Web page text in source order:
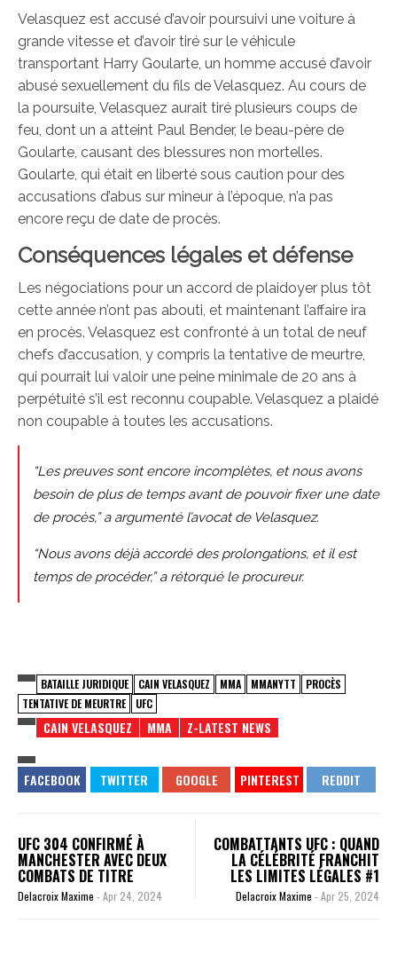
Velasquez est accusé d’avoir poursuivi une voiture à
grande vitesse et d’avoir tiré sur le véhicule
transportant Harry Goularte, un homme accusé d’avoir
abusé sexuellement du fils de Velasquez. Au cours de
la poursuite, Velasquez aurait tiré plusieurs coups de
feu, dont un a atteint Paul Bender, le beau-père de
Goularte, causant des blessures non mortelles.
Goularte, qui était en liberté sous caution pour des
accusations d’abus sur mineur à l’époque, n’a pas
encore reçu de date de procès.
Conséquences légales et défense
Les négociations pour un accord de plaidoyer plus tôt
cette année n’ont pas abouti, et maintenant l’affaire ira
en procès. Velasquez est confronté à un total de neuf
chefs d’accusation, y compris la tentative de meurtre,
qui pourrait lui valoir une peine minimale de 20 ans à
perpétuité s’il est reconnu coupable. Velasquez a plaidé
non coupable à toutes les accusations.
“Les preuves sont encore incomplètes, et nous avons
besoin de plus de temps avant de pouvoir fixer une date
de procès,” a argumenté l’avocat de Velasquez.
“Nous avons déjà accordé des prolongations, et il est
temps de procéder,” a rétorqué le procureur.
BATAILLE JURIDIQUE CAIN VELASQUEZ MMA MMANYTT
PROCÈS
TENTATIVE DE MEURTRE
UFC
CAIN VELASQUEZ MMA Z-LATEST NEWS
UFC 304 CONFIRMÉ À
MANCHESTER AVEC DEUX
COMBATS DE TITRE
Delacroix Maxime - Apr 24, 2024
COMBATTANTS UFC : QUAND
LA CÉLÉBRITÉ FRANCHIT
LES LIMITES LÉGALES #1
Delacroix Maxime - Apr 25, 2024